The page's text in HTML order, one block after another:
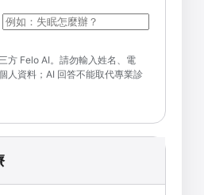
（可輸入自然語言問題；送出後會
方 Felo AI。請勿輸入姓名、電
人資料；AI 回答不能取代專業診